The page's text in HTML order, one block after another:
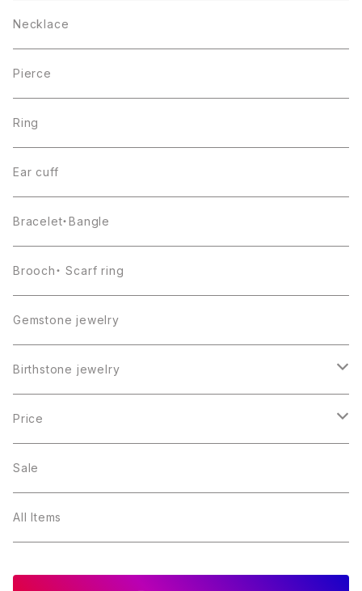
Necklace
Pierce
Ring
Ear cuff
Bracelet・Bangle
Brooch・ Scarf ring
Gemstone jewelry
Birthstone jewelry
１月・ガーネット
２月・アメジスト
３月・アクアマリン
Price
～5000円
～10000円
Sale
All Items